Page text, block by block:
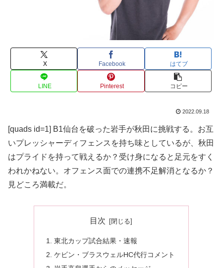
X Facebook はてブ
LINE Pinterest コピー
2022.09.18
[quads id=1] B1仙台を破った岩手が秋田に挑戦する。お互
いプレッシャーディフェンスを持ち味としているが、秋田
はプライドを持って戦えるか？受け身になると足元をすく
われかねない。オフェンス面での連携不足解消となるか？
見どころ満載だ。
目次
東北カップ試合結果・速報
ケビン・ブラスウェルHC代行コメント